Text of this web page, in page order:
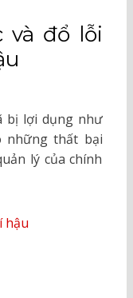
và đổ lỗi
bị lợi dụng như
những thất bại
lý của chính
hậu